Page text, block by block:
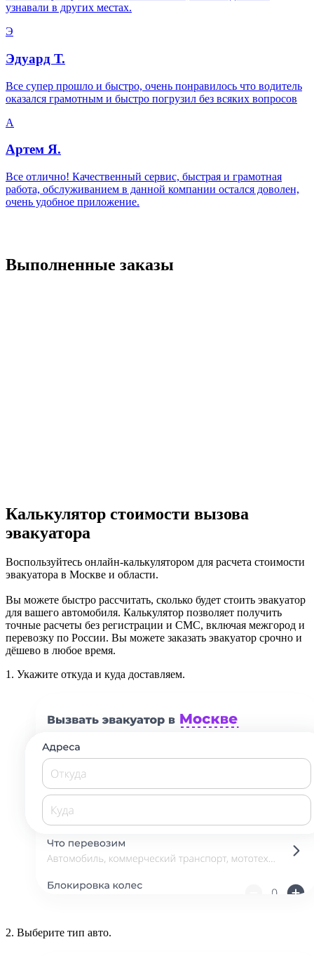
узнавали в других местах.
Э
Эдуард Т.
Все супер прошло и быстро, очень понравилось что водитель
оказался грамотным и быстро погрузил без всяких вопросов
А
Артем Я.
Все отлично! Качественный сервис, быстрая и грамотная
работа, обслуживанием в данной компании остался доволен,
очень удобное приложение.
Выполненные заказы
Калькулятор стоимости вызова
эвакуатора
Воспользуйтесь онлайн-калькулятором для расчета стоимости
эвакуатора в Москве и области.
Вы можете быстро рассчитать, сколько будет стоить эвакуатор
для вашего автомобиля. Калькулятор позволяет получить
точные расчеты без регистрации и СМС, включая межгород и
перевозку по России. Вы можете заказать эвакуатор срочно и
дёшево в любое время.
1. Укажите откуда и куда доставляем.
2. Выберите тип авто.